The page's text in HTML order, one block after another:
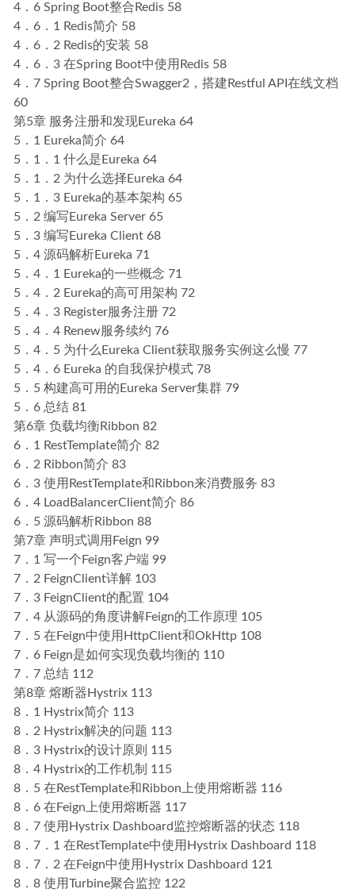
4．6 Spring Boot整合Redis 58
4．6．1 Redis简介 58
4．6．2 Redis的安装 58
4．6．3 在Spring Boot中使用Redis 58
4．7 Spring Boot整合Swagger2，搭建Restful API在线文档
60
第5章 服务注册和发现Eureka 64
5．1 Eureka简介 64
5．1．1 什么是Eureka 64
5．1．2 为什么选择Eureka 64
5．1．3 Eureka的基本架构 65
5．2 编写Eureka Server 65
5．3 编写Eureka Client 68
5．4 源码解析Eureka 71
5．4．1 Eureka的一些概念 71
5．4．2 Eureka的高可用架构 72
5．4．3 Register服务注册 72
5．4．4 Renew服务续约 76
5．4．5 为什么Eureka Client获取服务实例这么慢 77
5．4．6 Eureka 的自我保护模式 78
5．5 构建高可用的Eureka Server集群 79
5．6 总结 81
第6章 负载均衡Ribbon 82
6．1 RestTemplate简介 82
6．2 Ribbon简介 83
6．3 使用RestTemplate和Ribbon来消费服务 83
6．4 LoadBalancerClient简介 86
6．5 源码解析Ribbon 88
第7章 声明式调用Feign 99
7．1 写一个Feign客户端 99
7．2 FeignClient详解 103
7．3 FeignClient的配置 104
7．4 从源码的角度讲解Feign的工作原理 105
7．5 在Feign中使用HttpClient和OkHttp 108
7．6 Feign是如何实现负载均衡的 110
7．7 总结 112
第8章 熔断器Hystrix 113
8．1 Hystrix简介 113
8．2 Hystrix解决的问题 113
8．3 Hystrix的设计原则 115
8．4 Hystrix的工作机制 115
8．5 在RestTemplate和Ribbon上使用熔断器 116
8．6 在Feign上使用熔断器 117
8．7 使用Hystrix Dashboard监控熔断器的状态 118
8．7．1 在RestTemplate中使用Hystrix Dashboard 118
8．7．2 在Feign中使用Hystrix Dashboard 121
8．8 使用Turbine聚合监控 122